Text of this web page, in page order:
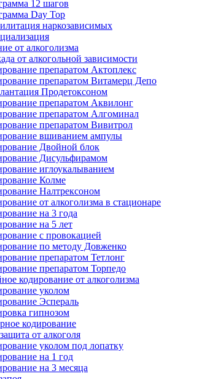
12 шагов
Day Top
наркозависимых
от алкоголизма
от алкогольной зависимости
препаратом Актоплекс
препаратом Витамерц Депо
Продетоксоном
препаратом Аквилонг
препаратом Алгоминал
препаратом Вивитрол
вшиванием ампулы
Двойной блок
Дисульфирамом
иглоукалыванием
Колме
Налтрексоном
от алкоголизма в стационаре
на 3 года
на 5 лет
с провокацией
по методу Довженко
препаратом Тетлонг
препаратом Торпедо
кодирование от алкоголизма
уколом
Эспераль
гипнозом
кодирование
от алкоголя
уколом под лопатку
на 1 год
на 3 месяца